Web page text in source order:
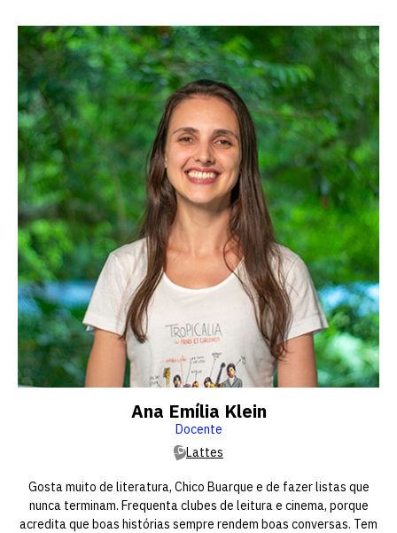
Ana Emília Klein
Docente
Lattes
Gosta muito de literatura, Chico Buarque e de fazer listas que
nunca terminam. Frequenta clubes de leitura e cinema, porque
acredita que boas histórias sempre rendem boas conversas. Tem
vagas para início de curso
vagas a partir do 2º ano de curso